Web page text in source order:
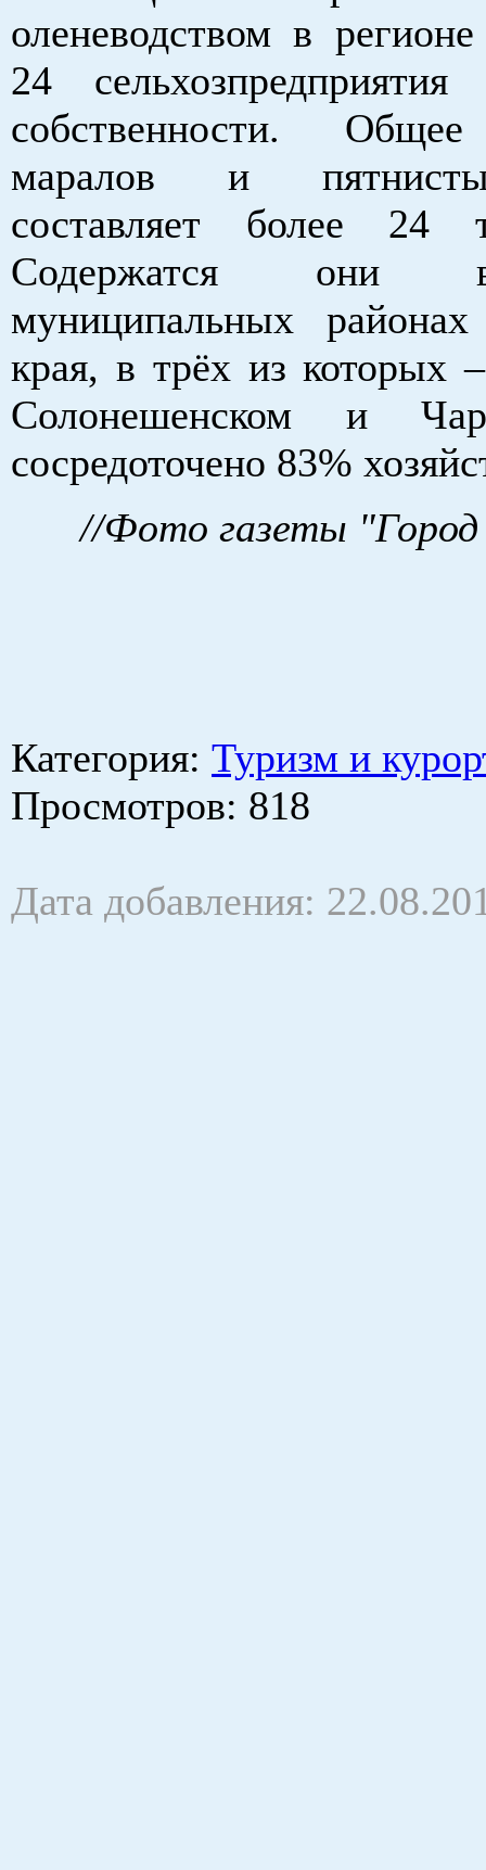
оленеводством в
24
собственности.
маралов и
составляет более 24
Содержатся они
муниципальных районах
края, в трёх из которых
Солонешенском и
сосредоточено 83%
//Фото газеты "Город
Категория: Туризм и
Просмотров: 818
Дата добавления: